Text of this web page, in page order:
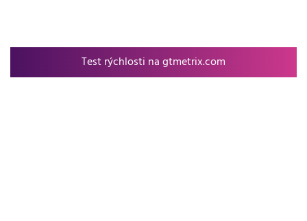
Test rýchlosti na gtmetrix.com